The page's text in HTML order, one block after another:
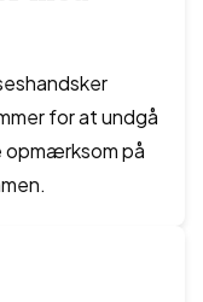
for at undgå
opmærksom på